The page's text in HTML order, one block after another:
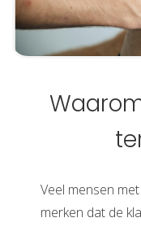
Veel mensen
merken dat de